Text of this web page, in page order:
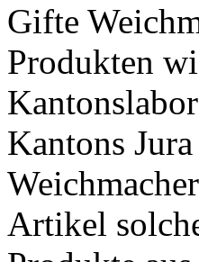
Gifte
Produkten
Kantons
Artikel